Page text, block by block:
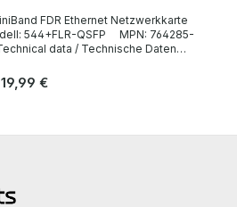
Regulärer Preis:
19,99 €